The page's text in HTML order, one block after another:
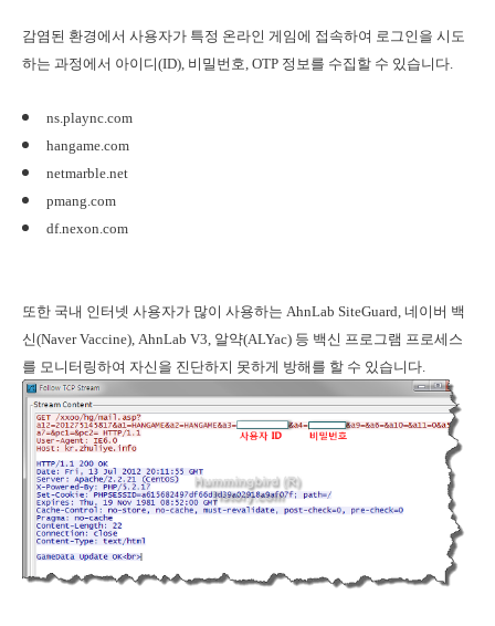
감염된 환경에서 사용자가 특정 온라인 게임에 접속하여 로그인을 시도
하는 과정에서 아이디(ID), 비밀번호, OTP 정보를 수집할 수 있습니다.
ns.plaync.com
hangame.com
netmarble.net
pmang.com
df.nexon.com
또한 국내 인터넷 사용자가 많이 사용하는 AhnLab SiteGuard, 네이버 백
신(Naver Vaccine), AhnLab V3, 알약(ALYac) 등 백신 프로그램 프로세스
를 모니터링하여 자신을 진단하지 못하게 방해를 할 수 있습니다.